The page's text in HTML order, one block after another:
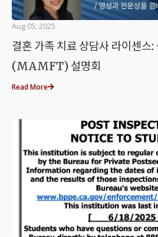
Aug 05, 2025
결혼 가족 치료 상담사 라이센스:
(MAMFT) 설명회
Read More